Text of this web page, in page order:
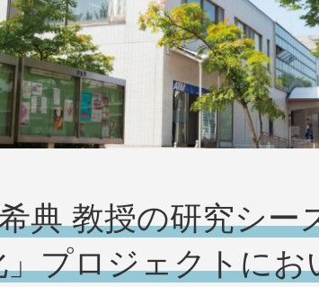
典 教授の研究シー
プロジェクトに